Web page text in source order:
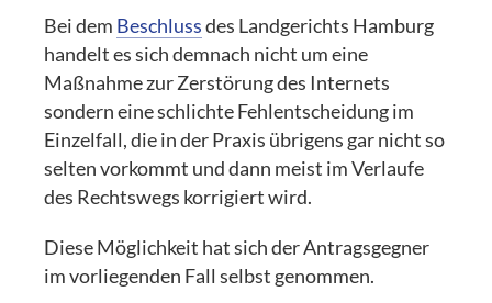
Bei dem Beschlussdes Landgerichts Hamburg
handelt es sich demnach nicht um eine
Maßnahme zur Zerstörung des Internets
sondern eine schlichte Fehlentscheidung im
Einzelfall, die in der Praxis übrigens gar nicht so
selten vorkommt und dann meist im Verlaufe
des Rechtswegs korrigiert wird.
Diese Möglichkeit hat sich der Antragsgegner
im vorliegenden Fall selbst genommen.